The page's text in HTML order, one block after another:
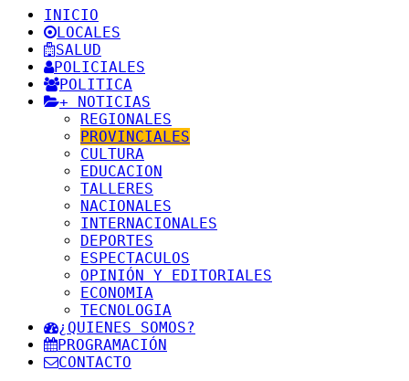
INICIO
LOCALES
SALUD
POLICIALES
POLITICA
+ NOTICIAS
REGIONALES
PROVINCIALES
CULTURA
EDUCACION
TALLERES
NACIONALES
INTERNACIONALES
DEPORTES
ESPECTACULOS
OPINIÓN Y EDITORIALES
ECONOMIA
TECNOLOGIA
¿QUIENES SOMOS?
PROGRAMACIÓN
CONTACTO